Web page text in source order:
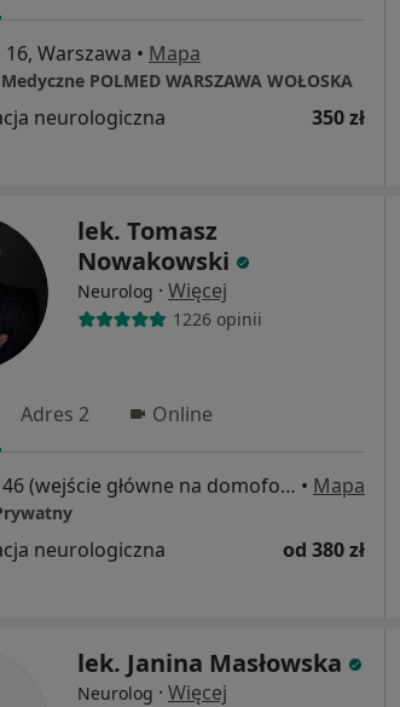
16, Warszawa • Mapa
POLMED WARSZAWA WOŁOSKA
neurologiczna 350 zł
lek. Tomasz
Nowakowski
Neurolog · Więcej
1226 opinii
Adres 2 Online
ul. Kawy 46 (wejście główne na domofonie proszę wybrać numer 100, gabinet jest na parterze drugie drzwi po prawej stronie), Warszawa • Mapa
neurologiczna od 380 zł
lek. Janina Masłowska
Neurolog · Więcej